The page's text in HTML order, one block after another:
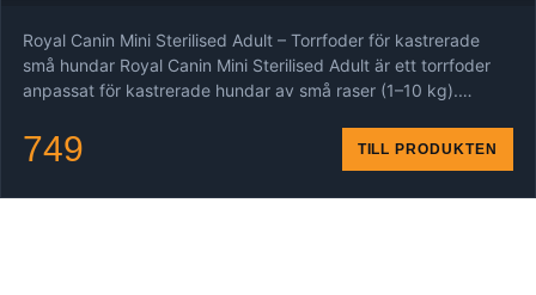
Royal Canin Mini Sterilised Adult – Torrfoder för kastrerade
små hundar Royal Canin Mini Sterilised Adult är ett torrfoder
anpassat för kastrerade hundar av små raser (1–10 kg).…
749 TILL PRODUKTEN